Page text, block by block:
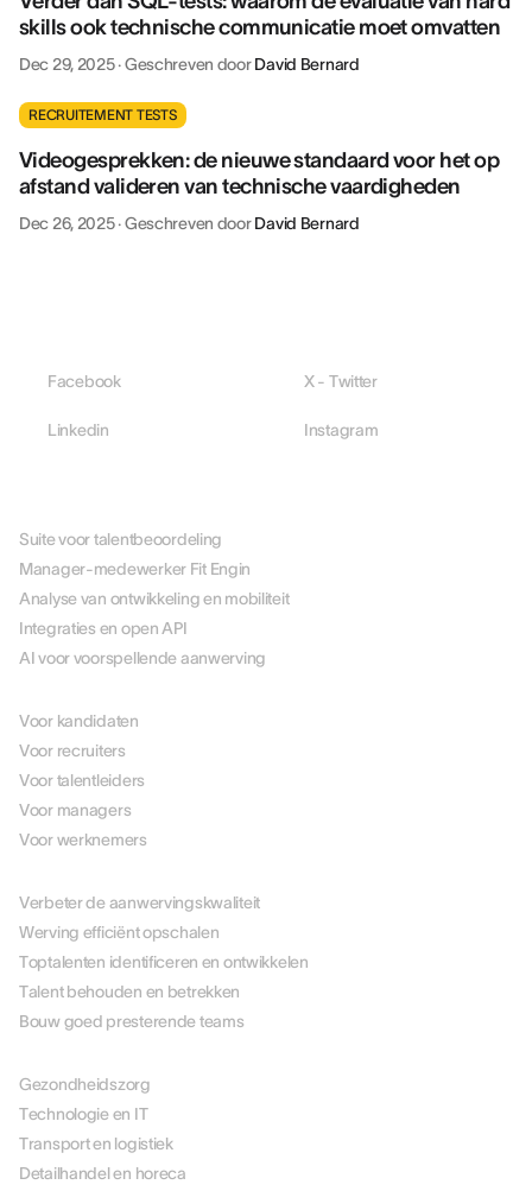
skills ook technische communicatie moet omvatten
Dec 29, 2025·Geschreven doorDavid Bernard
RECRUITEMENT TESTS
Videogesprekken: de nieuwe standaard voor het op
afstand valideren van technische vaardigheden
Dec 26, 2025·Geschreven doorDavid Bernard
Facebook X - Twitter
Linkedin Instagram
Suite voor talentbeoordeling
Manager-medewerker Fit Engin
Analyse van ontwikkeling en mobiliteit
Integraties en open API
AI voor voorspellende aanwerving
Voor kandidaten
Voor recruiters
Voor talentleiders
Voor managers
Voor werknemers
Verbeter de aanwervingskwaliteit
Werving efficiënt opschalen
Toptalenten identificeren en ontwikkelen
Talent behouden en betrekken
Bouw goed presterende teams
Gezondheidszorg
Technologie en IT
Transport en logistiek
Detailhandel en horeca